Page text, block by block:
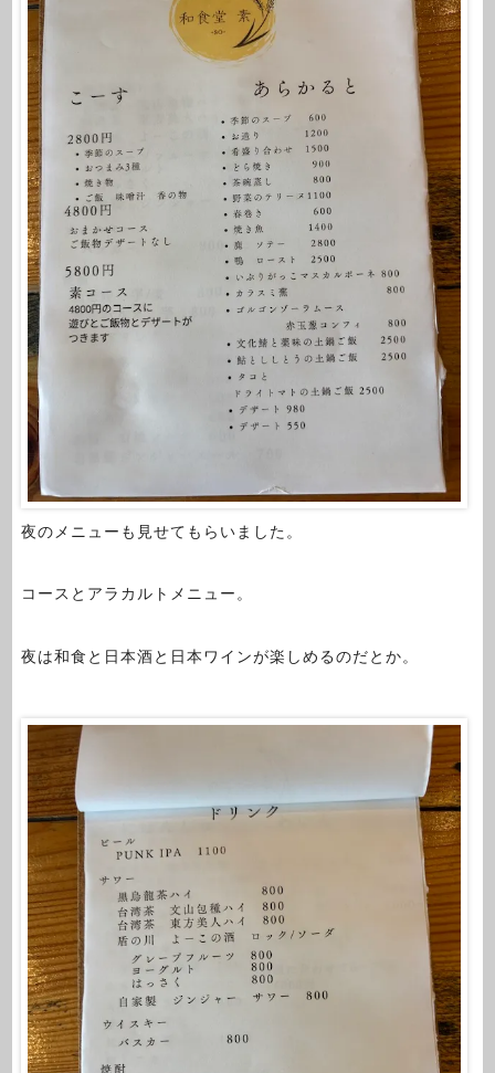
夜のメニューも見せてもらいました。
コースとアラカルトメニュー。
夜は和食と日本酒と日本ワインが楽しめるのだとか。